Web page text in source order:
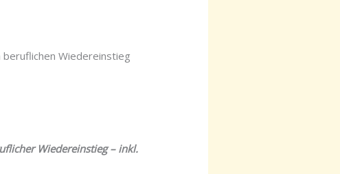
Wiedereinstieg
Wiedereinstieg – inkl.